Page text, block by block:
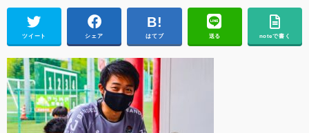
ツイート シェア はてブ 送る noteで書く